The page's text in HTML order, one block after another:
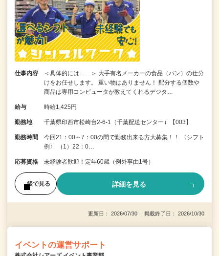
仕事内容
＜具体的には……＞ 大手有名メーカーの食品（パン）の仕分
けをお任せします。 重い物はありません！ 配分する個数や
商品は専用コンピュータが教えてくれるデジタ…
給与 時給1,425円
勤務地 千葉県印西市松崎台2-6-1（千葉配送センター）【003】
勤務時間
今回21：00～7：00の間で勤務出来る方大募集！！ 〈シフト
例〉 （1）22：0…
応募資格 未経験者歓迎！定年60歳（例外事由1号）
後で見る 詳細を見る
更新日： 2026/07/30 掲載終了日： 2026/10/30
イベントの運営サポート